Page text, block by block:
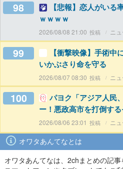
98
【悲報】恋人がいる
ｗｗｗｗ
2026/08/08 21:00 ニ
99
【衝撃映像】手術中
いかぶさり命を守る
2026/08/07 08:30 ニ
100
パヨク「アジア人民
ー！悪政高市を打倒する
2026/08/06 23:01 ニ
オワタあんてなとは
オワタあんてなは、2chまとめの記事